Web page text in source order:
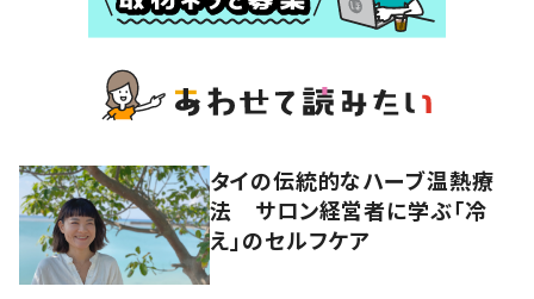
タイの伝統的なハーブ温熱療
法 サロン経営者に学ぶ「冷
え」のセルフケア